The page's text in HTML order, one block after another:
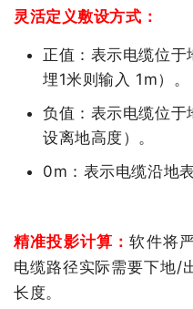
灵活定义敷设方式：
正值： 表示电缆位于
埋1米则输入 1m）。
负值： 表示电缆位于
设离地高度）。
0m ： 表示电缆沿地
精准投影计算：软件将
电缆路径实际需要下地/
长度。